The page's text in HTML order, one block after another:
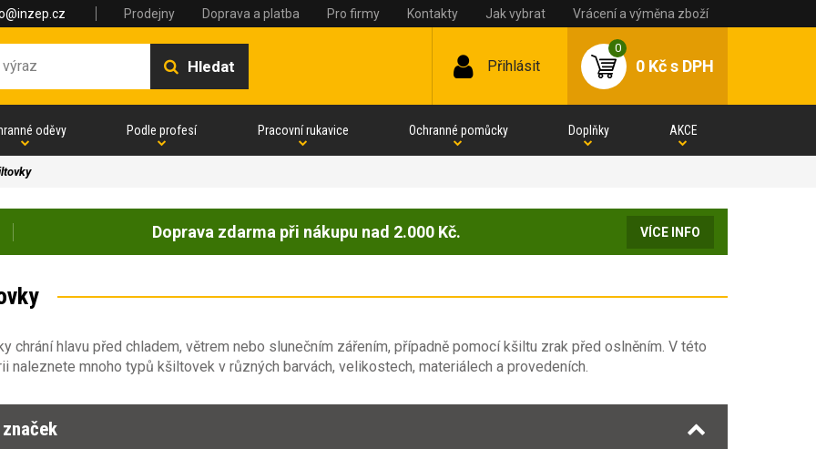
Prodejny Doprava a platba Pro firmy Kontakty Jak vybrat Vrácení a výměna zboží
Hledat Přihlásit
0
0 Kčs DPH
oděvy Podle profesí Pracovní rukavice Ochranné pomůcky Doplňky AKCE
Doprava zdarma při nákupu nad 2.000 Kč. VÍCE INFO
chrání hlavu před chladem, větrem nebo slunečním zářením, případně pomocí kšiltu zrak před oslněním. V této
naleznete mnoho typů kšiltovek v různých barvách, velikostech, materiálech a provedeních.